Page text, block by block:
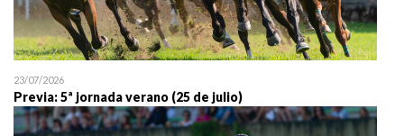
23/07/2026
Previa: 5ª jornada verano (25 de julio)